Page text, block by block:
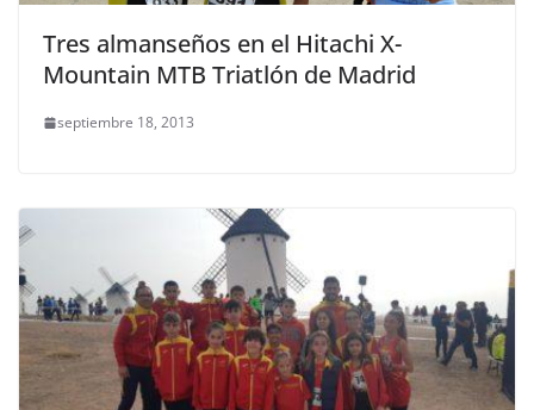
Tres almanseños en el Hitachi X-
Mountain MTB Triatlón de Madrid
septiembre 18, 2013